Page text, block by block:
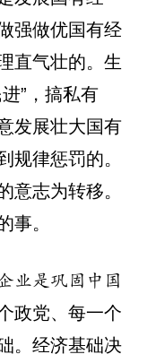
强做优国有经
直气壮的。生
”，搞私有
发展壮大国有
规律惩罚的。
意志为转移。
事。
业是巩固中国
政党、每一个
。经济基础决